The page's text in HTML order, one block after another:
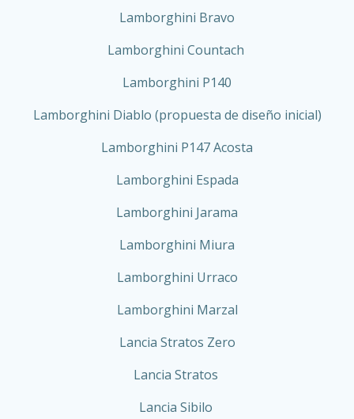
Lamborghini Bravo
Lamborghini Countach
Lamborghini P140
Lamborghini Diablo (propuesta de diseño inicial)
Lamborghini P147 Acosta
Lamborghini Espada
Lamborghini Jarama
Lamborghini Miura
Lamborghini Urraco
Lamborghini Marzal
Lancia Stratos Zero
Lancia Stratos
Lancia Sibilo